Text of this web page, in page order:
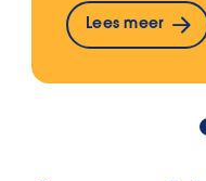
Lees meer